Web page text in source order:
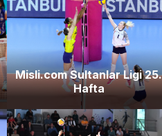
Misli.com Sultanlar Ligi 25.
Hafta